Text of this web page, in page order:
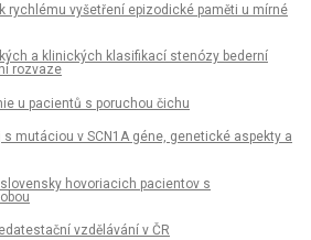
rychlému vyšetření epizodické paměti u mírné
a klinických klasifikací stenózy bederní
rozvaze
u pacientů s poruchou čichu
mutáciou v SCN1A géne, genetické aspekty a
hovoriacich pa­cientov s
vzdělávání v ČR